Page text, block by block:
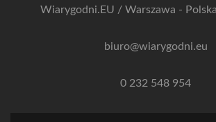
Wiarygodni.EU / Warszawa - Polska
biuro@wiarygodni.eu
0 232 548 954